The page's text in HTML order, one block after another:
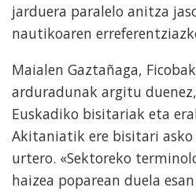
jarduera paralelo anitza
nautikoaren
Maialen Gaztañaga,
arduradunak argitu
Euskadiko bisitariak eta
Akitaniatik ere bisitari
urtero. «Sektoreko
haizea poparean duela